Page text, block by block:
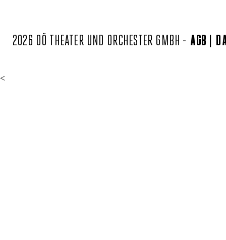
2026 OÖ THEATER UND ORCHESTER GMBH - AGB
<